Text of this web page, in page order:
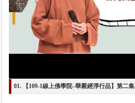
01. 【109-1線上佛學院–華嚴經淨行品】第二